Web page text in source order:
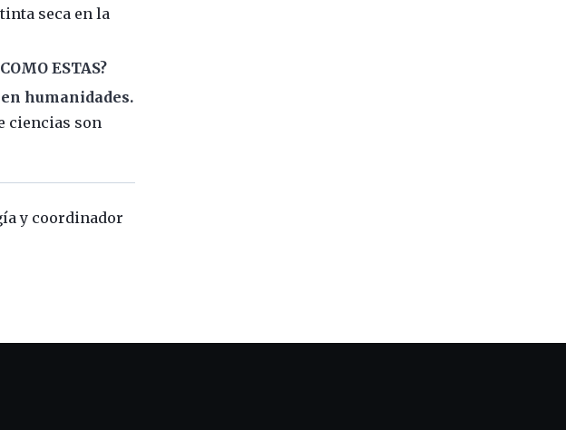
seca en la
ESTAS?
humanidades.
ciencias son
y coordinador